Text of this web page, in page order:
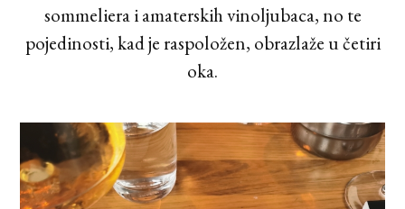
sommeliera i amaterskih vinoljubaca, no te
pojedinosti, kad je raspoložen, obrazlaže u četiri
oka.